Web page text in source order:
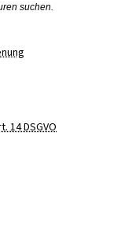
suchen.
14 DSGVO